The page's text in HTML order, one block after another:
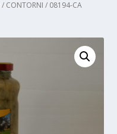
/ CONTORNI / 08194-CA